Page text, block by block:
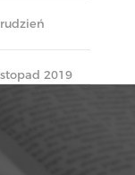
2019